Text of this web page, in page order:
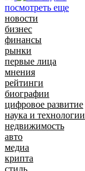
посмотреть еще
новости
бизнес
финансы
рынки
первые лица
мнения
рейтинги
биографии
цифровое развитие
наука и технологии
недвижимость
авто
медиа
крипта
стиль